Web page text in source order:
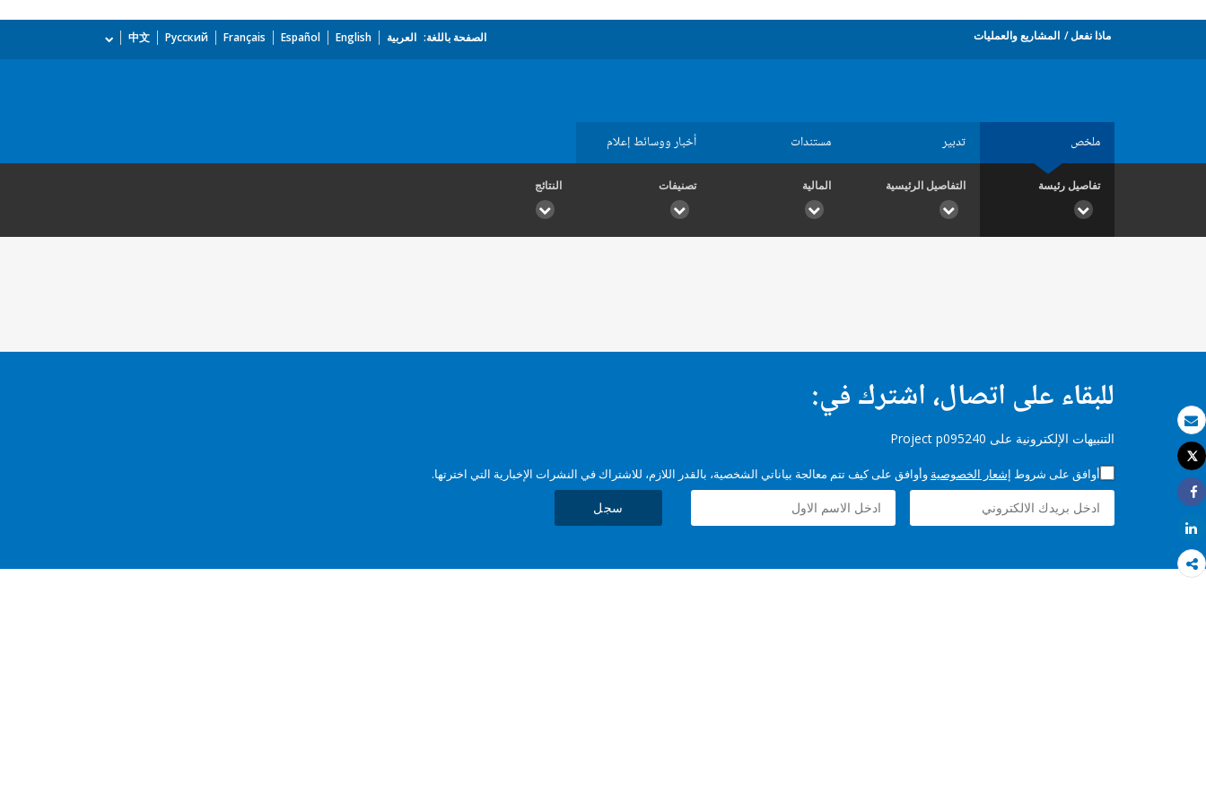
بريد الكتروني
طباعة
Tweet
Share
Share
ماذا نفعل المشاريع والعمليات الصفحة باللغة: العربية English
Español
Français
Русский
中文
ملخص تدبير مستندات أخبار ووسائط إعلام
تفاصيل رئيسة التفاصيل الرئيسية المالية تصنيفات النتائج
للبقاء على اتصال، اشترك في:
التنبيهات الإلكترونية على Project p095240
أوافق على شروط إشعار الخصوصية وأوافق على كيف تتم معالجة بياناتي الشخصية، بالقدر اللازم، للاشتراك في النشرات الإخبارية التي اخترتها.
سجل